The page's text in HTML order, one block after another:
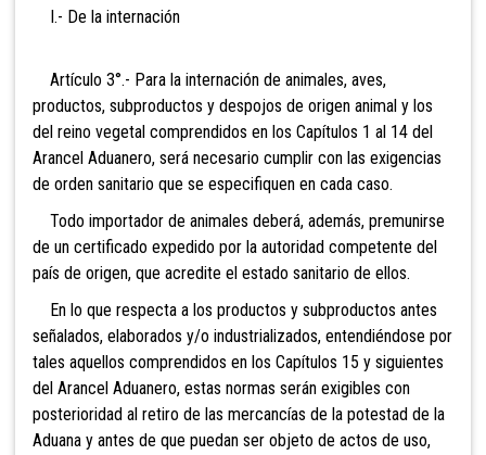
I.- De la internación
Artículo 3°.- Para la internación de animales, aves,
productos, subproductos y despojos de origen animal y los
del reino vegetal comprendidos en los Capítulos 1 al 14 del
Arancel Aduanero, será necesario cumplir con las exigencias
de orden sanitario que se especifiquen en cada caso.
Todo importador de animales deberá, además, premunirse
de un certificado expedido por la autoridad competente del
país de origen, que acredite el estado sanitario de ellos.
En lo que respecta a los productos y subproductos antes
señalados, elaborados y/o industrializados, entendiéndose por
tales aquellos comprendidos en los Capítulos 15 y siguientes
del Arancel Aduanero, estas normas serán exigibles con
posterioridad al retiro de las mercancías de la potestad de la
Aduana y antes de que puedan ser objeto de actos de uso,